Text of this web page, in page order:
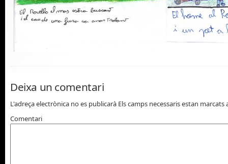
Deixa un comentari
L'adreça electrònica no es publicarà Els camps necessaris estan
Comentari